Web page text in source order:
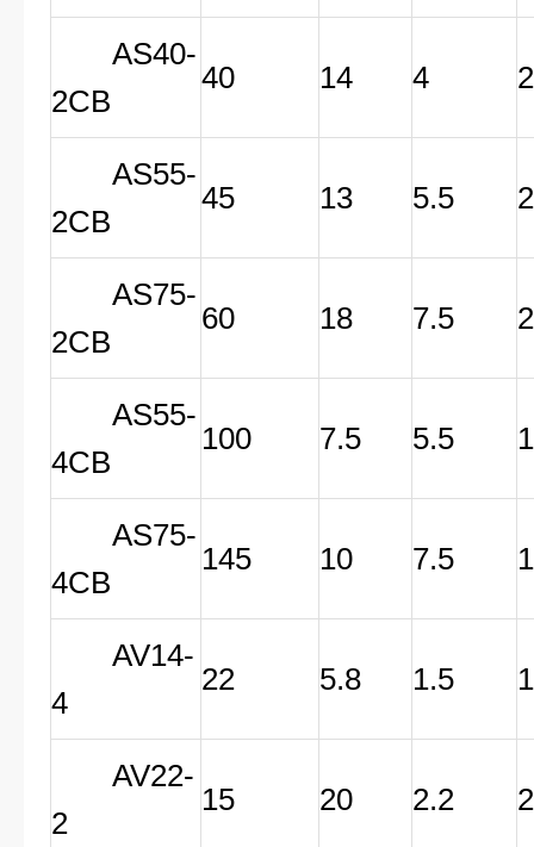
AS40-
2CB
40 14 4
AS55-
2CB
45 13 5.5
AS75-
2CB
60 18 7.5
AS55-
4CB
100 7.5 5.5
AS75-
4CB
145 10 7.5
AV14-
4
22 5.8 1.5
AV22-
2
15 20 2.2